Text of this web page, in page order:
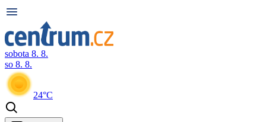
sobota 8. 8.
so 8. 8.
24°C